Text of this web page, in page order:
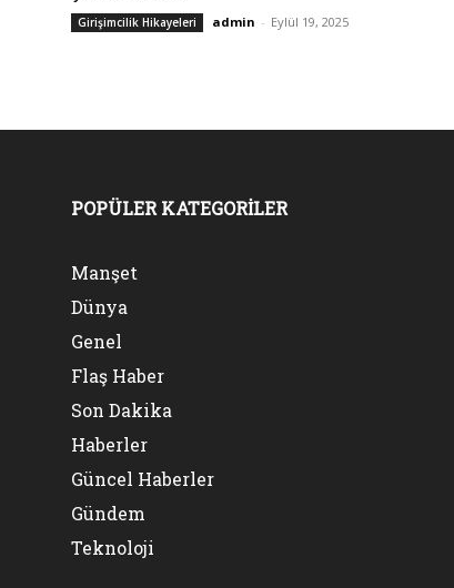
Girişimcilik Hikayeleri admin - Eylül 19, 2025
POPÜLER KATEGORİLER
Manşet
Dünya
Genel
Flaş Haber
Son Dakika
Haberler
Güncel Haberler
Gündem
Teknoloji